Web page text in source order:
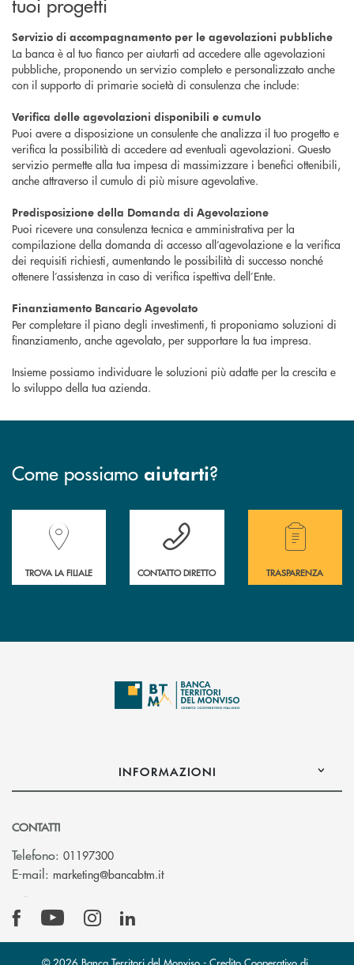
Servizio di accompagnamento per le agevolazioni pubbliche
La banca è al tuo fianco per aiutarti ad accedere alle agevolazioni
pubbliche, proponendo un servizio completo e personalizzato anche
con il supporto di primarie società di consulenza che include:
Verifica delle agevolazioni disponibili e cumulo
Puoi avere a disposizione un consulente che analizza il tuo progetto e
verifica la possibilità di accedere ad eventuali agevolazioni. Questo
servizio permette alla tua impesa di massimizzare i benefici ottenibili,
anche attraverso il cumulo di più misure agevolative.
Predisposizione della Domanda di Agevolazione
Puoi ricevere una consulenza tecnica e amministrativa per la
compilazione della domanda di accesso all’agevolazione e la verifica
dei requisiti richiesti, aumentando le possibilità di successo nonché
ottenere l’assistenza in caso di verifica ispettiva dell’Ente.
Finanziamento Bancario Agevolato
Per completare il piano degli investimenti, ti proponiamo soluzioni di
finanziamento, anche agevolato, per supportare la tua impresa.
Insieme possiamo individuare le soluzioni più adatte per la crescita e
lo sviluppo della tua azienda.
Come possiamo aiutarti?
Accedi all' elenco completo delle filiali della Banca.
TROVA LA FILIALE
Hai bisogno di assistenza immediata?
CONTATTO DIRETTO
Hai bisogno di
TRASPARENZA
INFORMAZIONI
CONTATTI
Telefono: 01197300
E-mail: marketing@bancabtm.it(si apre l’app di posta elettronica)